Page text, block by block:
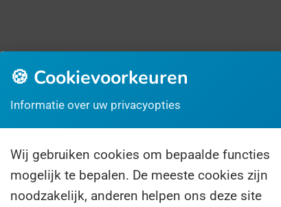
Verrassingsdag Over ons Volg ons
🍪 Cookievoorkeuren
Informatie over uw privacyopties
Wij gebruiken cookies om bepaalde functies
mogelijk te bepalen. De meeste cookies zijn
noodzakelijk, anderen helpen ons deze site